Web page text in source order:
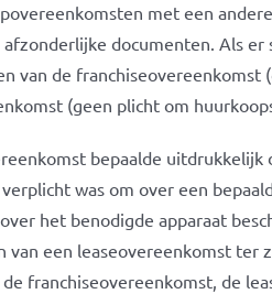
met een
documenten. Als
van de
(geen plicht om
bepaalde
was om over een
het benodigde apparaat
van een leaseovereenkomst ter
franchiseovereenkomst, de